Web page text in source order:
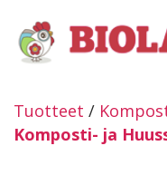
Tuotteet /
Komposti- ja